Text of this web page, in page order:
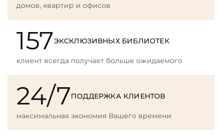
домов, квартир и офисов
157ЭКСКЛЮЗИВНЫХ БИБЛИОТЕК
клиент всегда получает больше ожидаемого
24/7ПОДДЕРЖКА КЛИЕНТОВ
максимальная экономия Вашего времени